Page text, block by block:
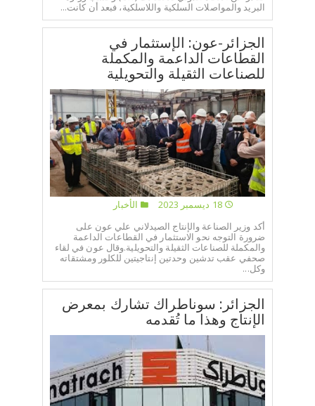
البريد والمواصلات السلكية واللاسلكية، فبعد أن كانت...
الجزائر-عون: الإستثمار في
القطاعات الداعمة والمكملة
للصناعات الثقيلة والتحويلية
18 ديسمبر 2023
الأخبار
أكد وزير الصناعة والإنتاج الصيدلاني علي عون على
ضرورة التوجه نحو الاستثمار في القطاعات الداعمة
والمكملة للصناعات الثقيلة والتحويلية.وقال عون في لقاء
صحفي عقب تدشين وحدتين إنتاجيتين للكلور ومشتقاته
وكل...
الجزائر: سوناطراك تشارك بمعرض
الإنتاج وهذا ما تُقدمه